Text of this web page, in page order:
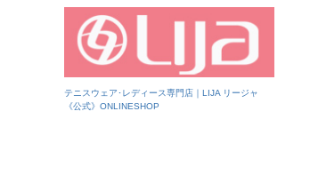
テニスウェア･レディース専門店｜LIJA リージャ
《公式》ONLINESHOP